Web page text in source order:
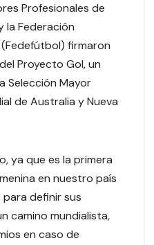
Profesionales de
la Federación
firmaron
Proyecto Gol, un
Selección Mayor
de Australia y Nueva
ya que es la primera
en nuestro país
definir sus
camino mundialista,
en caso de